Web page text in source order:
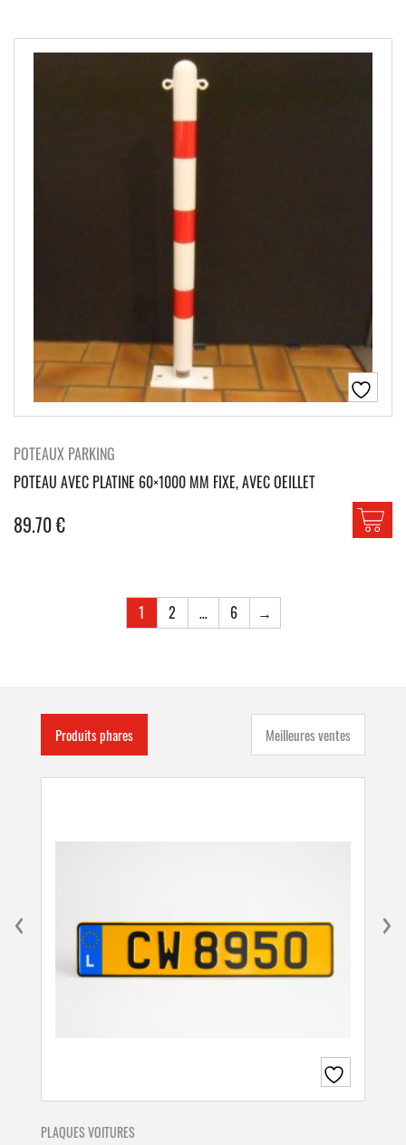
POTEAUX PARKING
POTEAU AVEC PLATINE 60×1000 MM FIXE, AVEC OEILLET
89.70€
1 2 … 6 →
Produits phares Meilleures ventes
PLAQUES VOITURES